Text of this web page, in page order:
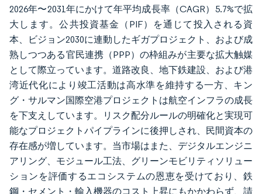
2026年〜2031年にかけて年平均成長率（CAGR）5.7%で拡
大します。公共投資基金（PIF）を通じて投入される資
本、ビジョン2030に連動したギガプロジェクト、および成
熟しつつある官民連携（PPP）の枠組みが主要な拡大触媒
として際立っています。道路改良、地下鉄建設、および港
湾近代化により竣工活動は高水準を維持する一方、キン
グ・サルマン国際空港プロジェクトは航空インフラの成長
を下支えしています。リスク配分ルールの明確化と実現可
能なプロジェクトパイプラインに後押しされ、民間資本の
存在感が増しています。当市場はまた、デジタルエンジニ
アリング、モジュール工法、グリーンモビリティソリュー
ションを評価するエコシステムの恩恵を受けており、鉄
鋼・セメント・輸入機器のコスト上昇にもかかわらず、請